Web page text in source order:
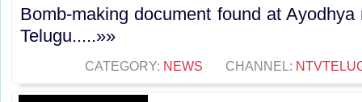
Bomb-making document found at
Telugu.....»»
CATEGORY: NEWS CHANNEL: